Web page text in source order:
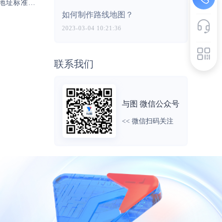
下一篇：提高数据质量，从地址标准化开始
如何制作路线地图？
2023-03-04 10:21:36
联系我们
与图 微信公众号
<< 微信扫码关注